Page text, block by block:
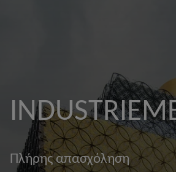
Πλήρης απασχόληση